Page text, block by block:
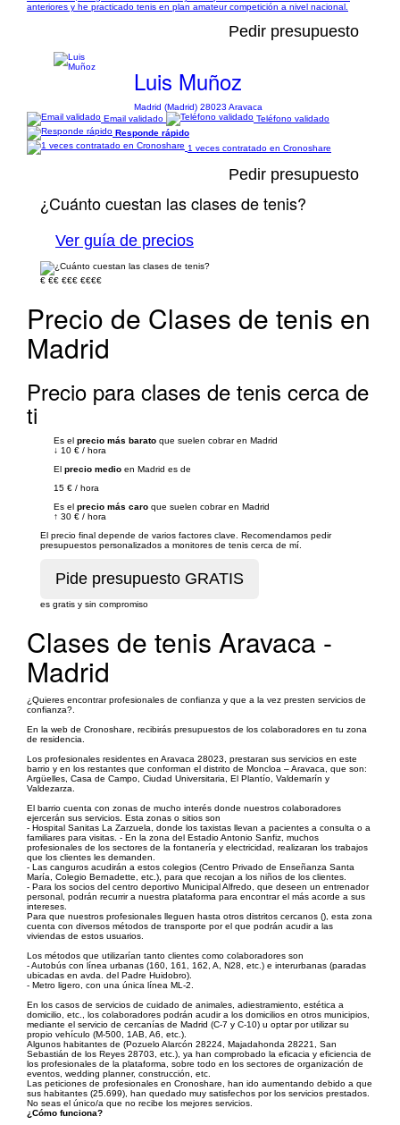
anteriores y he practicado tenis en plan amateur competición a nivel nacional.
Pedir presupuesto
Luis Muñoz
Madrid (Madrid) 28023 Aravaca
Email validado
Teléfono validado
Responde rápido
1 veces contratado en Cronoshare
Pedir presupuesto
¿Cuánto cuestan las clases de tenis?
Ver guía de precios
€ €€ €€€ €€€€
Precio de Clases de tenis en
Madrid
Precio para clases de tenis cerca de
ti
Es el precio más barato que suelen cobrar en Madrid
↓ 10 € / hora
El precio medio en Madrid es de
15 € / hora
Es el precio más caro que suelen cobrar en Madrid
↑ 30 € / hora
El precio final depende de varios factores clave. Recomendamos pedir
presupuestos personalizados a monitores de tenis cerca de mí.
es gratis y sin compromiso
Clases de tenis Aravaca -
Madrid
¿Quieres encontrar profesionales de confianza y que a la vez presten servicios de
confianza?.
En la web de Cronoshare, recibirás presupuestos de los colaboradores en tu zona
de residencia.
Los profesionales residentes en Aravaca 28023, prestaran sus servicios en este
barrio y en los restantes que conforman el distrito de Moncloa – Aravaca, que son:
Argüelles, Casa de Campo, Ciudad Universitaria, El Plantío, Valdemarín y
Valdezarza.
El barrio cuenta con zonas de mucho interés donde nuestros colaboradores
ejercerán sus servicios. Esta zonas o sitios son
- Hospital Sanitas La Zarzuela, donde los taxistas llevan a pacientes a consulta o a
familiares para visitas. - En la zona del Estadio Antonio Sanfiz, muchos
profesionales de los sectores de la fontanería y electricidad, realizaran los trabajos
que los clientes les demanden.
- Las canguros acudirán a estos colegios (Centro Privado de Enseñanza Santa
María, Colegio Bernadette, etc.), para que recojan a los niños de los clientes.
- Para los socios del centro deportivo Municipal Alfredo, que deseen un entrenador
personal, podrán recurrir a nuestra plataforma para encontrar el más acorde a sus
intereses.
Para que nuestros profesionales lleguen hasta otros distritos cercanos (), esta zona
cuenta con diversos métodos de transporte por el que podrán acudir a las
viviendas de estos usuarios.
Los métodos que utilizarían tanto clientes como colaboradores son
- Autobús con línea urbanas (160, 161, 162, A, N28, etc.) e interurbanas (paradas
ubicadas en avda. del Padre Huidobro).
- Metro ligero, con una única línea ML-2.
En los casos de servicios de cuidado de animales, adiestramiento, estética a
domicilio, etc., los colaboradores podrán acudir a los domicilios en otros municipios,
mediante el servicio de cercanías de Madrid (C-7 y C-10) u optar por utilizar su
propio vehículo (M-500, 1AB, A6, etc.).
Algunos habitantes de (Pozuelo Alarcón 28224, Majadahonda 28221, San
Sebastián de los Reyes 28703, etc.), ya han comprobado la eficacia y eficiencia de
los profesionales de la plataforma, sobre todo en los sectores de organización de
eventos, wedding planner, construcción, etc.
Las peticiones de profesionales en Cronoshare, han ido aumentando debido a que
sus habitantes (25.699), han quedado muy satisfechos por los servicios prestados.
No seas el único/a que no recibe los mejores servicios.
¿Cómo funciona?